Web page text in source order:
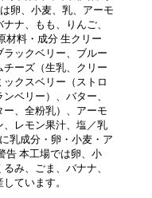
卵、小麦、乳、アーモ
ナ、もも、りんご、
材料・成分 生クリー
ックベリー、ブルー
ーズ（生乳、クリー
クスベリー（ストロ
ベリー）、バター、
、全粉乳）、アーモ
レモン果汁、塩／乳
乳成分・卵・小麦・ア
告 本工場では卵、小
み、ごま、バナナ、
ています。